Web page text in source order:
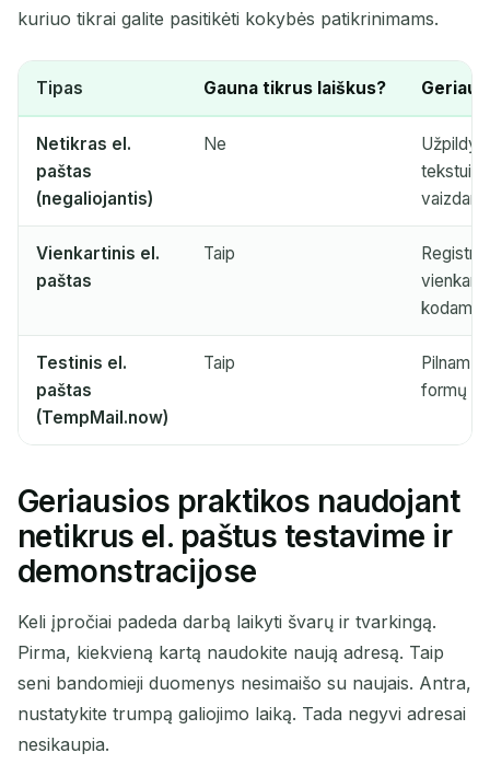
kuriuo tikrai galite pasitikėti kokybės patikrinimams.
Tipas Gauna tikrus laiškus?
Netikras el.
paštas
(negaliojantis)
Ne
tekstui ir
Vienkartinis el.
paštas
Taip
kodams
Testinis el.
paštas
(TempMail.now)
Taip
Pilnam
formų
Geriausios praktikos naudojant
netikrus el. paštus testavime ir
demonstracijose
Keli įpročiai padeda darbą laikyti švarų ir tvarkingą.
Pirma, kiekvieną kartą naudokite naują adresą. Taip
seni bandomieji duomenys nesimaišo su naujais. Antra,
nustatykite trumpą galiojimo laiką. Tada negyvi adresai
nesikaupia.